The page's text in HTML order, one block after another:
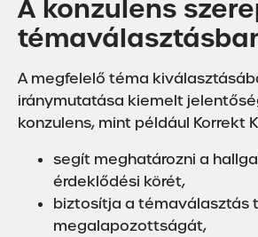
A konzulens
A megfelelő téma
iránymutatása kiemelt
konzulens, mint például Korrekt
segít meghatározni a
érdeklődési körét,
biztosítja a témaválasztás
megalapozottságát,